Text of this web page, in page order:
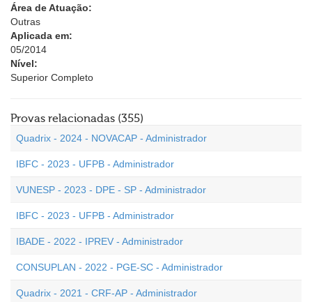
Área de Atuação:
Outras
Aplicada em:
05/2014
Nível:
Superior Completo
Provas relacionadas (355)
Quadrix - 2024 - NOVACAP - Administrador
IBFC - 2023 - UFPB - Administrador
VUNESP - 2023 - DPE - SP - Administrador
IBFC - 2023 - UFPB - Administrador
IBADE - 2022 - IPREV - Administrador
CONSUPLAN - 2022 - PGE-SC - Administrador
Quadrix - 2021 - CRF-AP - Administrador